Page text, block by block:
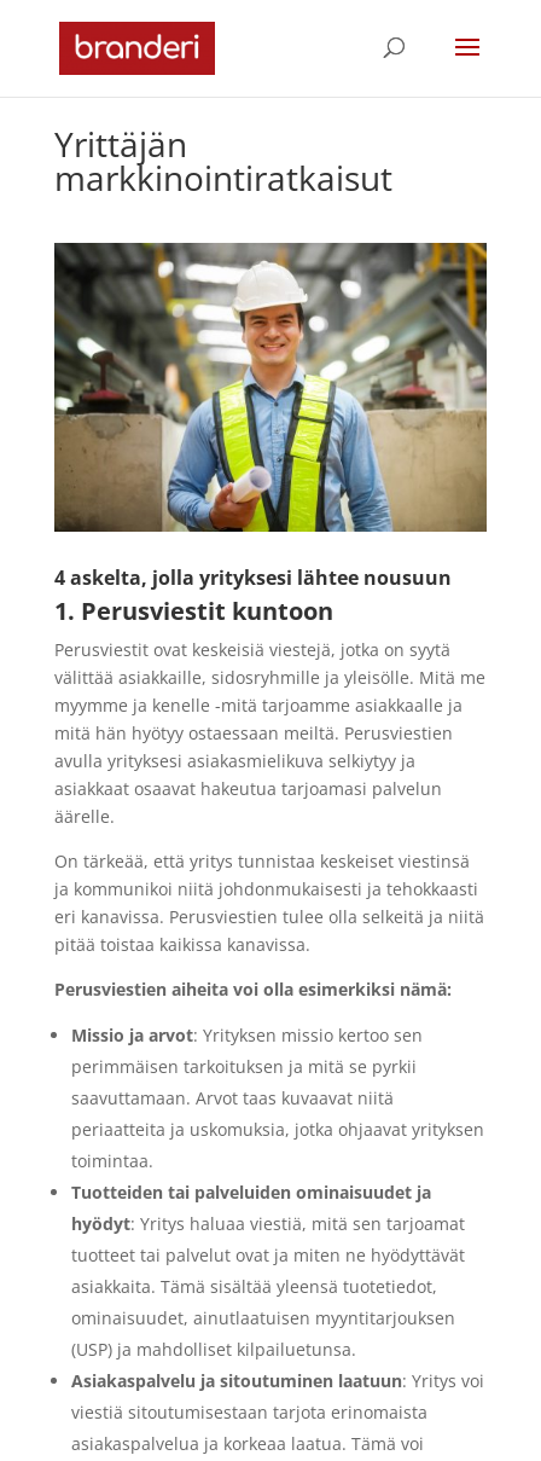
Yrittäjän
markkinointiratkaisut
4 askelta, jolla yrityksesi lähtee nousuun
1. Perusviestit kuntoon
Perusviestit ovat keskeisiä viestejä, jotka on syytä
välittää asiakkaille, sidosryhmille ja yleisölle. Mitä me
myymme ja kenelle -mitä tarjoamme asiakkaalle ja
mitä hän hyötyy ostaessaan meiltä. Perusviestien
avulla yrityksesi asiakasmielikuva selkiytyy ja
asiakkaat osaavat hakeutua tarjoamasi palvelun
äärelle.
On tärkeää, että yritys tunnistaa keskeiset viestinsä
ja kommunikoi niitä johdonmukaisesti ja tehokkaasti
eri kanavissa. Perusviestien tulee olla selkeitä ja niitä
pitää toistaa kaikissa kanavissa.
Perusviestien aiheita voi olla esimerkiksi nämä:
Missio ja arvot: Yrityksen missio kertoo sen
perimmäisen tarkoituksen ja mitä se pyrkii
saavuttamaan. Arvot taas kuvaavat niitä
periaatteita ja uskomuksia, jotka ohjaavat yrityksen
toimintaa.
Tuotteiden tai palveluiden ominaisuudet ja
hyödyt: Yritys haluaa viestiä, mitä sen tarjoamat
tuotteet tai palvelut ovat ja miten ne hyödyttävät
asiakkaita. Tämä sisältää yleensä tuotetiedot,
ominaisuudet, ainutlaatuisen myyntitarjouksen
(USP) ja mahdolliset kilpailuetunsa.
Asiakaspalvelu ja sitoutuminen laatuun: Yritys voi
viestiä sitoutumisestaan tarjota erinomaista
asiakaspalvelua ja korkeaa laatua. Tämä voi